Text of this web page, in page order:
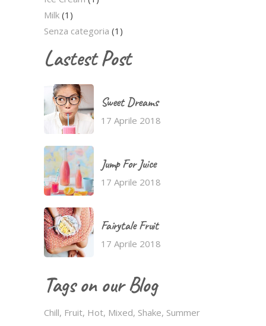
Milk (1)
Senza categoria (1)
Lastest Post
Sweet Dreams
17 Aprile 2018
Jump For Juice
17 Aprile 2018
Fairytale Fruit
17 Aprile 2018
Tags on our Blog
Chill Fruit Hot Mixed Shake Summer